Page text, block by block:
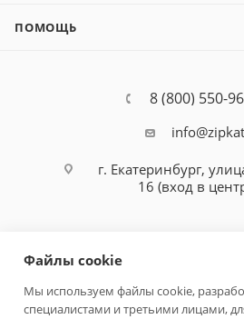
ПОМОЩЬ
8 (800) 550-
г. Екатеринбург,
16 (вход в
Файлы cookie
Мы используем файлы cookie,
специалистами и третьими лицами,